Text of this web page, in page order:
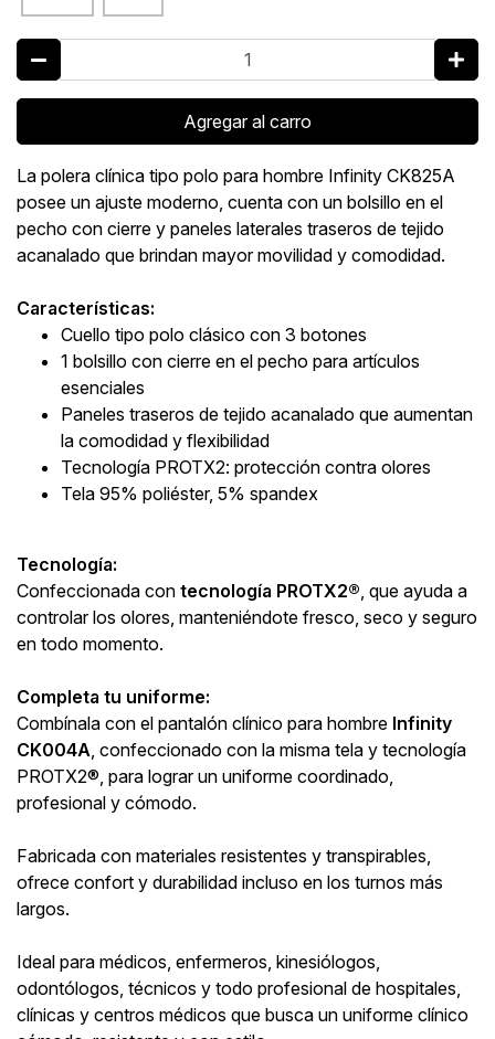
Agregar al carro
La polera clínica tipo polo para hombre Infinity CK825A
posee un ajuste moderno, cuenta con un bolsillo en el
pecho con cierre y paneles laterales traseros de tejido
acanalado que brindan mayor movilidad y comodidad.
Características:
Cuello tipo polo clásico con 3 botones
1 bolsillo con cierre en el pecho para artículos
esenciales
Paneles traseros de tejido acanalado que aumentan
la comodidad y flexibilidad
Tecnología PROTX2: protección contra olores
Tela 95% poliéster, 5% spandex
Tecnología:
Confeccionada con tecnología PROTX2® , que ayuda a
controlar los olores, manteniéndote fresco, seco y seguro
en todo momento.
Completa tu uniforme:
Combínala con el pantalón clínico para hombre Infinity
CK004A , confeccionado con la misma tela y tecnología
PROTX2®, para lograr un uniforme coordinado,
profesional y cómodo.
Fabricada con materiales resistentes y transpirables,
ofrece confort y durabilidad incluso en los turnos más
largos.
Ideal para médicos, enfermeros, kinesiólogos,
odontólogos, técnicos y todo profesional de hospitales,
clínicas y centros médicos que busca un uniforme clínico